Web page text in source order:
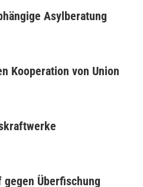
Asylberatung
Kooperation von Union
gegen Überfischung